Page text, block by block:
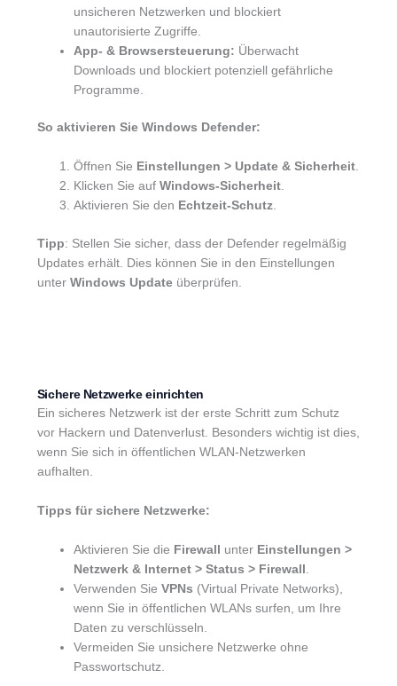
unsicheren Netzwerken und blockiert
unautorisierte Zugriffe.
App- & Browsersteuerung: Überwacht
Downloads und blockiert potenziell gefährliche
Programme.
So aktivieren Sie Windows Defender:
Öffnen Sie Einstellungen > Update & Sicherheit.
Klicken Sie auf Windows-Sicherheit.
Aktivieren Sie den Echtzeit-Schutz.
Tipp: Stellen Sie sicher, dass der Defender regelmäßig
Updates erhält. Dies können Sie in den Einstellungen
unter Windows Updateüberprüfen.
Sichere Netzwerke einrichten
Ein sicheres Netzwerk ist der erste Schritt zum Schutz
vor Hackern und Datenverlust. Besonders wichtig ist dies,
wenn Sie sich in öffentlichen WLAN-Netzwerken
aufhalten.
Tipps für sichere Netzwerke:
Aktivieren Sie die Firewall unter Einstellungen >
Netzwerk & Internet > Status > Firewall
Verwenden Sie VPNs (Virtual Private Networks),
wenn Sie in öffentlichen WLANs surfen, um Ihre
Daten zu verschlüsseln.
Vermeiden Sie unsichere Netzwerke ohne
Passwortschutz.